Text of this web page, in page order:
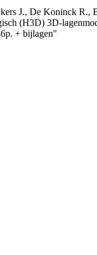
J., De Koninck
(H3D) 3D-
+ bijlagen"